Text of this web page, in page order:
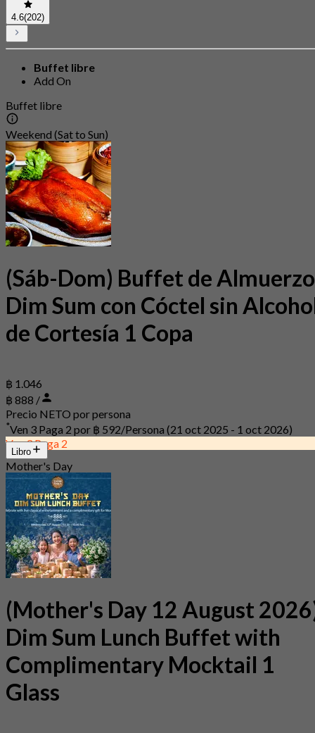
4.6(202)
Buffet libre
Add On
Buffet libre
Weekend (Sat to Sun)
(Sáb-Dom) Buffet de Almuerzo
Dim Sum con Cóctel sin
de Cortesía 1 Copa
฿ 1.046
฿ 888 /
Precio NETO por persona
*Ven 3 Paga 2 por ฿ 592/Persona (21 oct 2025 - 1 oct 2026)
Ven 3 Paga 2
Libro
Mother's Day
(Mother's Day 12 August
Dim Sum Lunch Buffet with
Complimentary Mocktail 1
Glass